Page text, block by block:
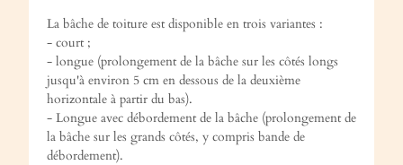
La bâche de toiture est disponible en trois variantes :
- court ;
- longue (prolongement de la bâche sur les côtés longs
jusqu'à environ 5 cm en dessous de la deuxième
horizontale à partir du bas).
- Longue avec débordement de la bâche (prolongement de
la bâche sur les grands côtés, y compris bande de
débordement).